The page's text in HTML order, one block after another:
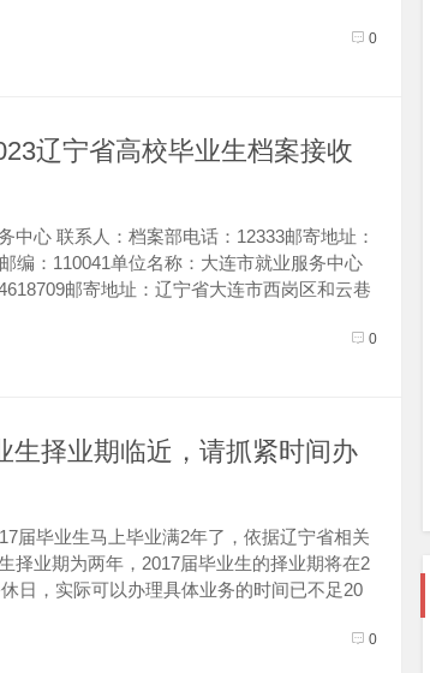
0
辽宁省高校毕业生档案接收
中心 联系人：档案部电话：12333邮寄地址：
编：110041单位名称：大连市就业服务中心
邮寄地址：辽宁省大连市西岗区和云巷
0
生择业期临近，请抓紧时间办
届毕业生马上毕业满2年了，依据辽宁省相关
择业期为两年，2017届毕业生的择业期将在2
日，实际可以办理具体业务的时间已不足20
0